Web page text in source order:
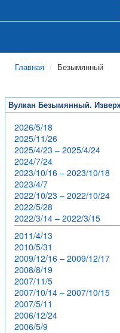
Главная Безымянный
Вулкан Безымянный.
2026/5/18
2025/11/26
2025/4/23 – 2025/4/24
2024/7/24
2023/10/16 – 2023/10/18
2023/4/7
2022/10/23 – 2022/10/24
2022/5/28
2022/3/14 – 2022/3/15
2011/4/13
2010/5/31
2009/12/16 – 2009/12/17
2008/8/19
2007/11/5
2007/10/14 – 2007/10/15
2007/5/11
2006/12/24
2006/5/9